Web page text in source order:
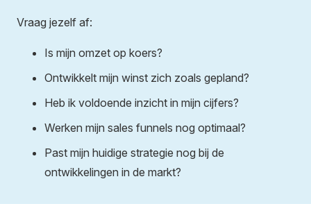
Vraag jezelf af:
Is mijn omzet op koers?
Ontwikkelt mijn winst zich zoals gepland?
Heb ik voldoende inzicht in mijn cijfers?
Werken mijn sales funnels nog optimaal?
Past mijn huidige strategie nog bij de
ontwikkelingen in de markt?